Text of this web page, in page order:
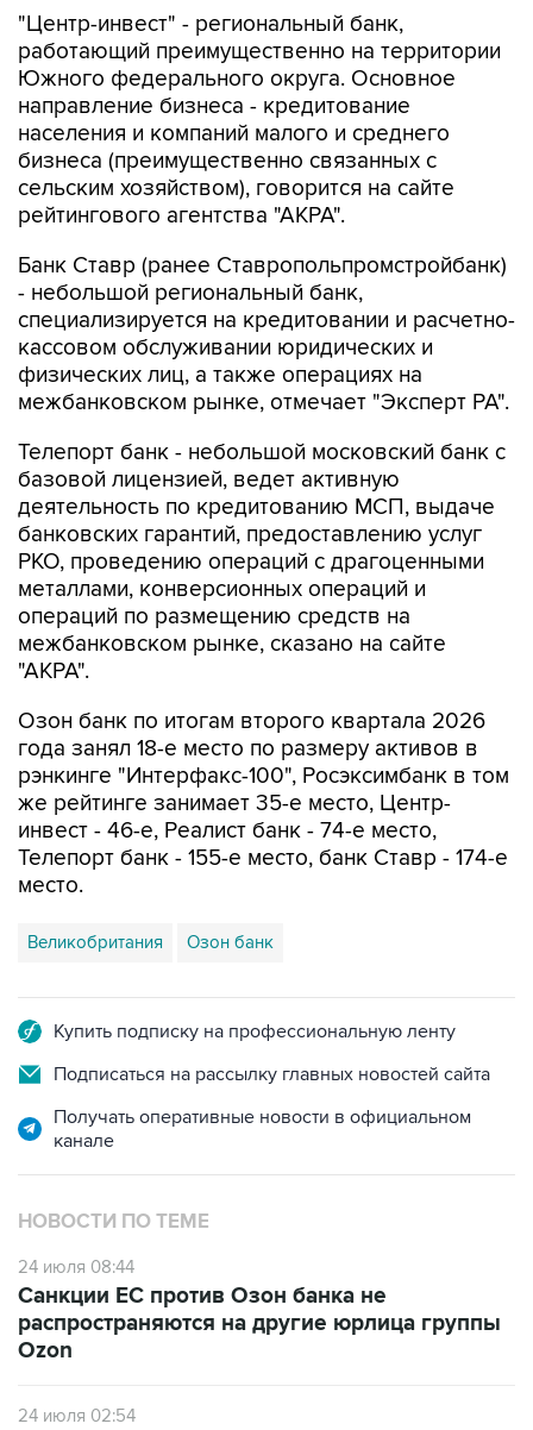
"Центр-инвест" - региональный банк,
работающий преимущественно на территории
Южного федерального округа. Основное
направление бизнеса - кредитование
населения и компаний малого и среднего
бизнеса (преимущественно связанных с
сельским хозяйством), говорится на сайте
рейтингового агентства "АКРА".
Банк Ставр (ранее Ставропольпромстройбанк)
- небольшой региональный банк,
специализируется на кредитовании и расчетно-
кассовом обслуживании юридических и
физических лиц, а также операциях на
межбанковском рынке, отмечает "Эксперт РА".
Телепорт банк - небольшой московский банк с
базовой лицензией, ведет активную
деятельность по кредитованию МСП, выдаче
банковских гарантий, предоставлению услуг
РКО, проведению операций с драгоценными
металлами, конверсионных операций и
операций по размещению средств на
межбанковском рынке, сказано на сайте
"АКРА".
Озон банк по итогам второго квартала 2026
года занял 18-е место по размеру активов в
рэнкинге "Интерфакс-100", Росэксимбанк в том
же рейтинге занимает 35-е место, Центр-
инвест - 46-е, Реалист банк - 74-е место,
Телепорт банк - 155-е место, банк Ставр - 174-е
место.
Великобритания Озон банк
Купить подписку на профессиональную ленту
Подписаться на рассылку главных новостей сайта
Получать оперативные новости в официальном
канале
НОВОСТИ ПО ТЕМЕ
24 июля 08:44
Санкции ЕС против Озон банка не
распространяются на другие юрлица группы
Ozon
24 июля 02:54